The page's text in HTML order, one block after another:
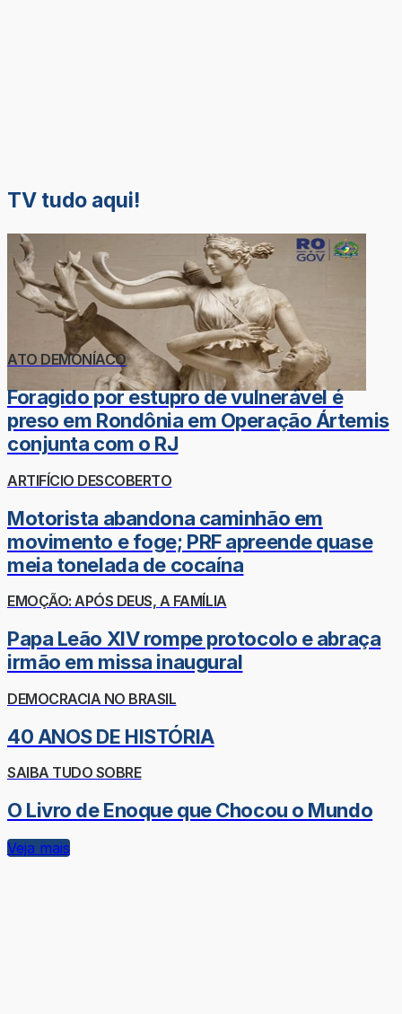
TV tudo aqui!
ATO DEMONÍACO
Foragido por estupro de vulnerável é
preso em Rondônia em Operação Ártemis
conjunta com o RJ
ARTIFÍCIO DESCOBERTO
Motorista abandona caminhão em
movimento e foge; PRF apreende quase
meia tonelada de cocaína
EMOÇÃO: APÓS DEUS, A FAMÍLIA
Papa Leão XIV rompe protocolo e abraça
irmão em missa inaugural
DEMOCRACIA NO BRASIL
40 ANOS DE HISTÓRIA
SAIBA TUDO SOBRE
O Livro de Enoque que Chocou o Mundo
Veja mais